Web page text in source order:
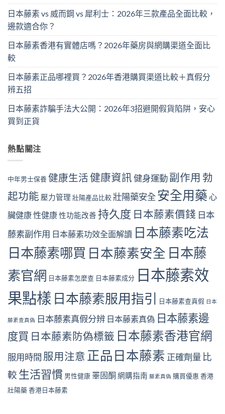
日本藤素 vs 威而鋼 vs 犀利士：2026年三款產品全面比較，
邊款適合你？
日本藤素香港有實體店嗎？2026年藥房與網購渠道全面比
較
日本藤素正品哪裡買？2026年香港購買渠道比較＋真假分
辨五招
日本藤素詐騙手法大公開：2026年3招避開假貨陷阱，安心
買到正貨
熱點關注
中年男士保養健康生活健康資訊健身運動副作用 勃
起功能 壓力管理 壯陽產品比較壯陽藥安全安全用藥 心
臟健康性健康性功能改善 持久度 日本藤素價錢 日本
藤素副作用 日本藤素功效全面解讀 日本藤素吃法
日本藤素哪買 日本藤素安全 日本藤
素官網 日本藤素怎麼查 日本藤素成分 日本藤素效
果點樣 日本藤素服用指引 日本藤素查真假 日本
藤素查真偽 日本藤素真假分辨 日本藤素真偽 日本藤素邊
度買 日本藤素防偽標籤 日本藤素香港官網
服用時間 服用注意 正品日本藤素 正確劑量 比
較 生活習慣 男性健康睪固酮網購指南 藤素真偽 購買優惠 香港
壯陽藥香港日本藤素